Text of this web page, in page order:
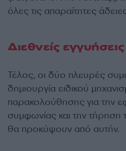
όλες τις απαραίτητες
Διεθνείς εγγυήσεις
Τέλος, οι δύο πλευρές
δημιουργία ειδικού
παρακολούθησης για την
συμφωνίας και την
θα προκύψουν από αυτήν.